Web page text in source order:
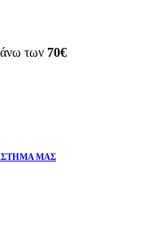
άνω των 70€
ΜΑΣ